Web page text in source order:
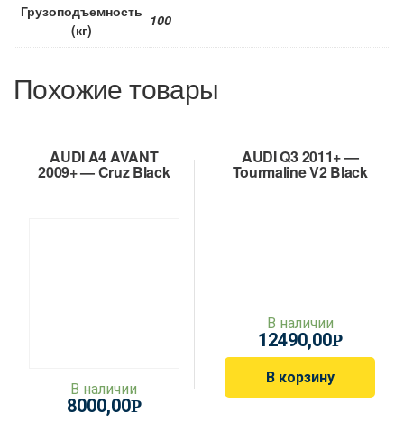
Грузоподъемность
(кг)
100
Похожие товары
AUDI A4 AVANT
2009+ — Cruz Black
В наличии
8000,00Р
AUDI Q3 2011+ —
Tourmaline V2 Black
В наличии
12490,00Р
В корзину